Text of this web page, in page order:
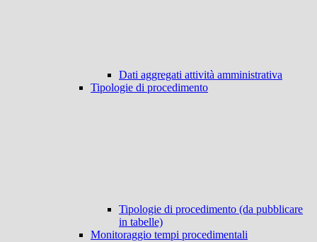
Dati aggregati attività amministrativa
Tipologie di procedimento
Tipologie di procedimento (da pubblicare
in tabelle)
Monitoraggio tempi procedimentali